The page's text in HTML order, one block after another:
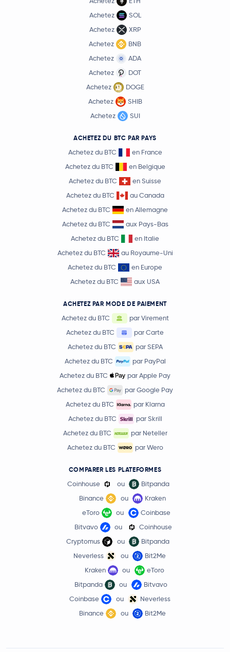
Achetez
SOL
Achetez
XRP
Achetez
BNB
Achetez
ADA
Achetez
DOT
Achetez
DOGE
Achetez
SHIB
Achetez
SUI
ACHETEZ DU BTC PAR PAYS
Achetez du BTC
en France
Achetez du BTC
en Belgique
Achetez du BTC
en Suisse
Achetez du BTC
au Canada
Achetez du BTC
en Allemagne
Achetez du BTC
aux Pays-Bas
Achetez du BTC
en Italie
Achetez du BTC
au Royaume-Uni
Achetez du BTC
en Europe
Achetez du BTC
aux USA
ACHETEZ PAR MODE DE PAIEMENT
Achetez du BTC
par Virement
Achetez du BTC
par Carte
Achetez du BTC
par SEPA
Achetez du BTC
par PayPal
Achetez du BTC
par Apple Pay
Achetez du BTC
par Google Pay
Achetez du BTC
par Klarna
Achetez du BTC
par Skrill
Achetez du BTC
par Neteller
Achetez du BTC
par Wero
COMPARER LES PLATEFORMES
Coinhouse ou
Bitpanda
Binance
ou
Kraken
eToro
ou
Coinbase
Bitvavo
ou
Coinhouse
Cryptomus
ou
Bitpanda
Neverless
ou
Bit2Me
Kraken
ou
eToro
Bitpanda
ou
Bitvavo
Coinbase
ou
Neverless
Binance
ou Bit2Me